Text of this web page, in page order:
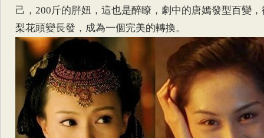
己，200斤的胖妞，這也是醉瞭，劇中的唐嫣發型百變，
梨花頭變長發，成為一個完美的轉換。